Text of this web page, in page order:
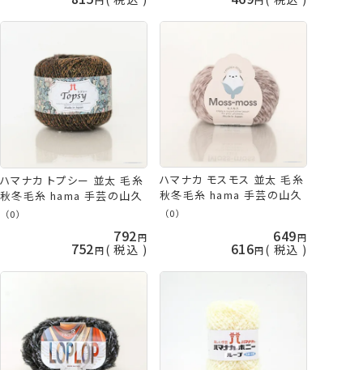
ハマナカ トプシー 並太 毛糸
秋冬毛糸 hama 手芸の山久
（0）
792
752 税込
ハマナカ モスモス 並太 毛糸
秋冬毛糸 hama 手芸の山久
（0）
649
616 税込